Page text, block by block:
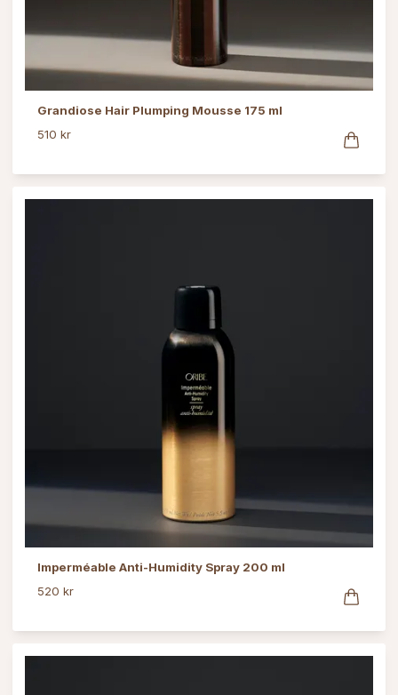
Grandiose Hair Plumping Mousse 175 ml
510 kr
Imperméable Anti-Humidity Spray 200 ml
520 kr